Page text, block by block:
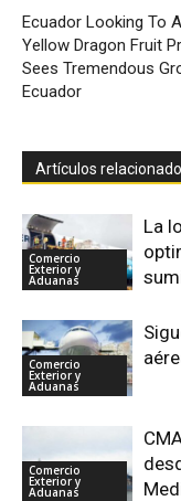
Ecuador Looking To
Yellow Dragon Fruit
Sees Tremendous
Ecuador
Artículos
Comercio
Exterior y
Aduanas
La
Comercio
Exterior y
Aduanas
Comercio
Exterior y
Aduanas